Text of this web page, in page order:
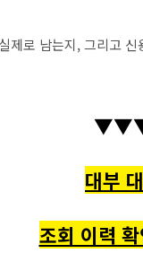
제로 남는지, 그리고
대부
조회 이력